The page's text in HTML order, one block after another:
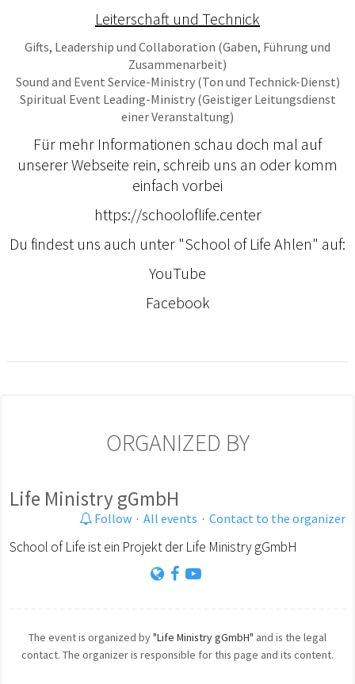
Leiterschaft und Technick
Gifts, Leadership und Collaboration (Gaben, Führung und
Zusammenarbeit)
Sound and Event Service-Ministry (Ton und Technick-Dienst)
Spiritual Event Leading-Ministry (Geistiger Leitungsdienst
einer Veranstaltung)
Für mehr Informationen schau doch mal auf
unserer Webseite rein, schreib uns an oder komm
einfach vorbei
https://schooloflife.center
Du findest uns auch unter "School of Life Ahlen" auf:
YouTube
Facebook
ORGANIZED BY
Life Ministry gGmbH
Follow · All events · Contact to the organizer
School of Life ist ein Projekt der Life Ministry gGmbH
The event is organized by"Life Ministry gGmbH" and is the legal
contact. The organizer is responsible for this page and its content.